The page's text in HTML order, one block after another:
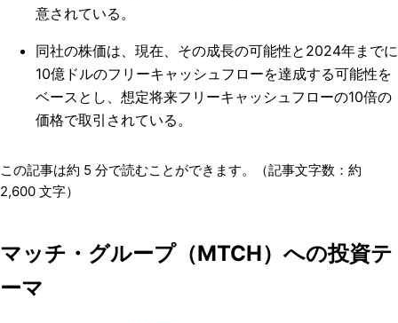
意されている。
同社の株価は、現在、その成長の可能性と2024年までに
10億ドルのフリーキャッシュフローを達成する可能性を
ベースとし、想定将来フリーキャッシュフローの10倍の
価格で取引されている。
この記事は約 5 分で読むことができます。（記事文字数：約
2,600 文字）
マッチ・グループ（MTCH）への投資テ
ーマ